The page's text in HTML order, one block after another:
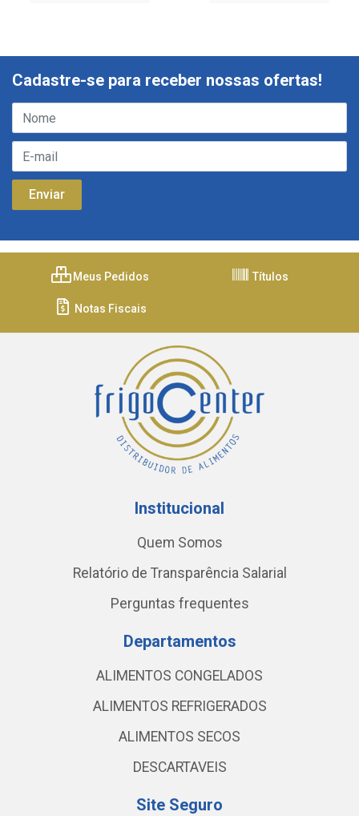
Cadastre-se para receber nossas ofertas!
Meus Pedidos Títulos
Notas Fiscais
Institucional
Quem Somos
Relatório de Transparência Salarial
Perguntas frequentes
Departamentos
ALIMENTOS CONGELADOS
ALIMENTOS REFRIGERADOS
ALIMENTOS SECOS
DESCARTAVEIS
Site Seguro